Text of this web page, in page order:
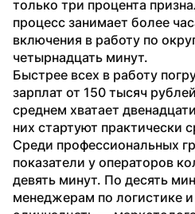
только три процента
процесс занимает более
включения в работу по
четырнадцать минут.
Быстрее всех в работу
зарплат от 150 тысяч
среднем хватает
них стартуют практически
Среди профессиональных
показатели у операторов
девять минут. По десять
менеджерам по логистике